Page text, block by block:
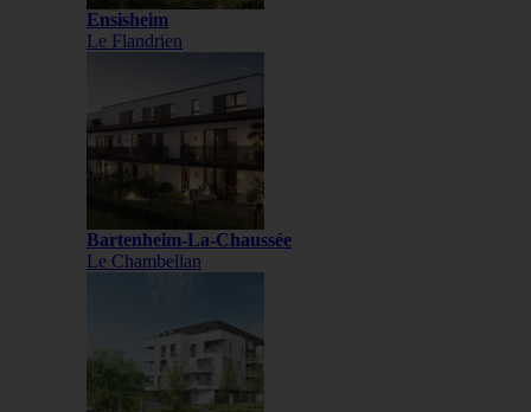
Ensisheim
Le Flandrien
Bartenheim-La-Chaussée
Le Chambellan